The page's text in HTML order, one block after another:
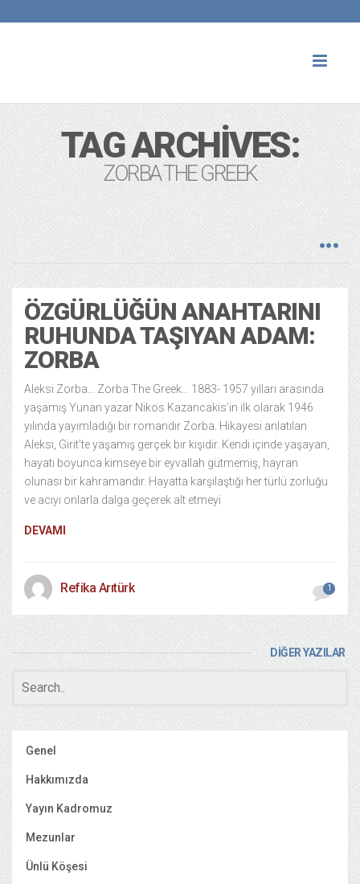
TAG ARCHIVES:
ZORBA THE GREEK
ÖZGÜRLÜĞÜN ANAHTARINI
RUHUNDA TAŞIYAN ADAM:
ZORBA
Aleksi Zorba… Zorba The Greek… 1883- 1957 yılları arasında
yaşamış Yunan yazar Nikos Kazancakis’in ilk olarak 1946
yılında yayımladığı bir romandır Zorba. Hikayesi anlatılan
Aleksi, Girit’te yaşamış gerçek bir kişidir. Kendi içinde yaşayan,
hayatı boyunca kimseye bir eyvallah gütmemiş, hayran
olunası bir kahramandır. Hayatta karşılaştığı her türlü zorluğu
ve acıyı onlarla dalga geçerek alt etmeyi
DEVAMI
Refika Arıtürk 1
DİĞER YAZILAR
Genel
Hakkımızda
Yayın Kadromuz
Mezunlar
Ünlü Köşesi